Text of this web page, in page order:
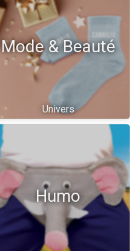
Mode & Beauté
Univers
Humo